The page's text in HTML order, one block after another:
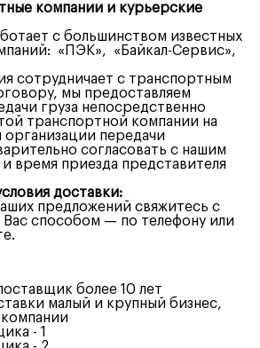
компании и курьерские
с большинством известных
«ПЭК», «Байкал-Сервис»,
сотрудничает с транспортным
мы предоставляем
груза непосредственно
транспортной компании на
организации передачи
согласовать с нашим
время приезда представителя
доставки:
предложений свяжитесь с
Вас способом — по телефону или
более 10 лет
малый и крупный бизнес,